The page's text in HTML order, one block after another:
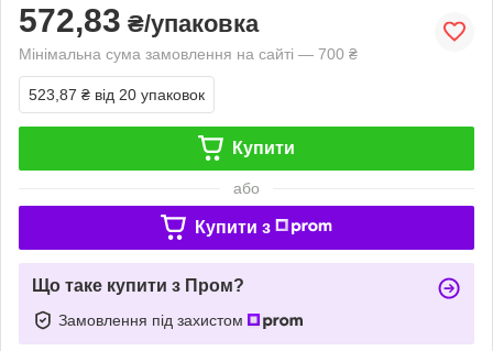
572,83 ₴/упаковка
Мінімальна сума замовлення на сайті — 700 ₴
523,87 ₴ від 20 упаковок
Купити
або
Купити з
Що таке купити з Пром?
Замовлення під захистом